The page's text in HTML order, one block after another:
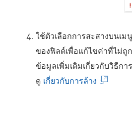
ใช้ตัวเลือกการสะสางบนเมนู
ของฟิลด์เพื่อแก้ไขค่าที่ไม่ถู
ข้อมูลเพิ่มเติมเกี่ยวกับวิธีก
ดู เกี่ยวกับการล้าง